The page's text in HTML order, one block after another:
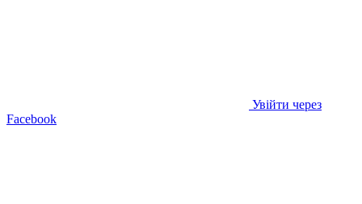
Увійти через
Facebook